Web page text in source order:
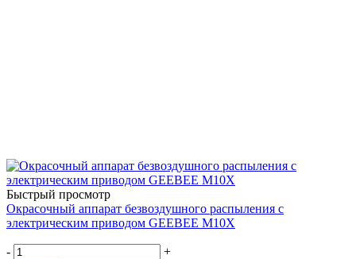
Быстрый просмотр
Окрасочный аппарат безвоздушного распыления с
электрическим приводом GEEBEE М10Х
-
+